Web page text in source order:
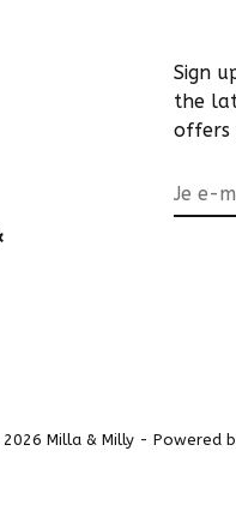
Sign
the
offers
Milla & Milly - Powered